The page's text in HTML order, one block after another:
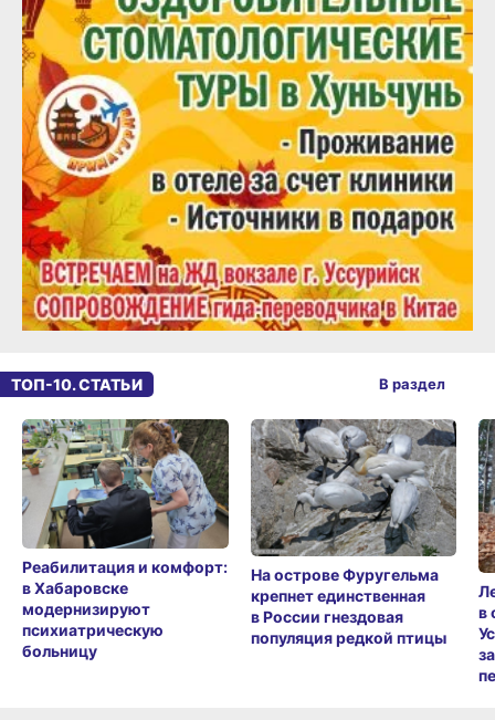
ТОП-10. СТАТЬИ
Реабилитация и комфорт:
в Хабаровске
модернизируют
психиатрическую
больницу
На острове Фуругельма
крепнет единственная
в России гнездовая
популяция редкой птицы
в
В раздел